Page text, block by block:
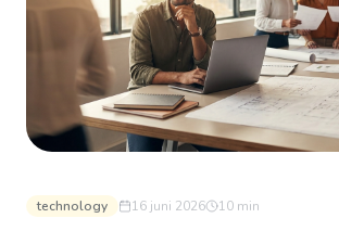
technology 16 juni 2026 10 min